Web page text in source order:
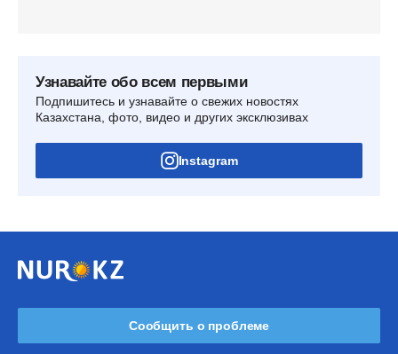
Узнавайте обо всем первыми
Подпишитесь и узнавайте о свежих новостях
Казахстана, фото, видео и других эксклюзивах
Instagram
Сообщить о проблеме